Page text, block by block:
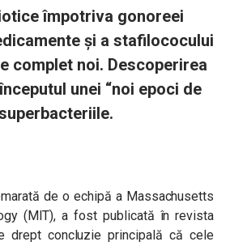
împotriva gonoreei
și a stafilococului
complet noi. Descoperirea
unei “noi epoci de
de o echipă a Massachusetts
(MIT), a fost publicată în revista
drept concluzie principală că cele